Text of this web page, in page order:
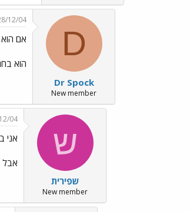
D
Dr Spock
New member
12/04
אם הוא
הוא
ש
שפִירית
New member
04
אני
אבל